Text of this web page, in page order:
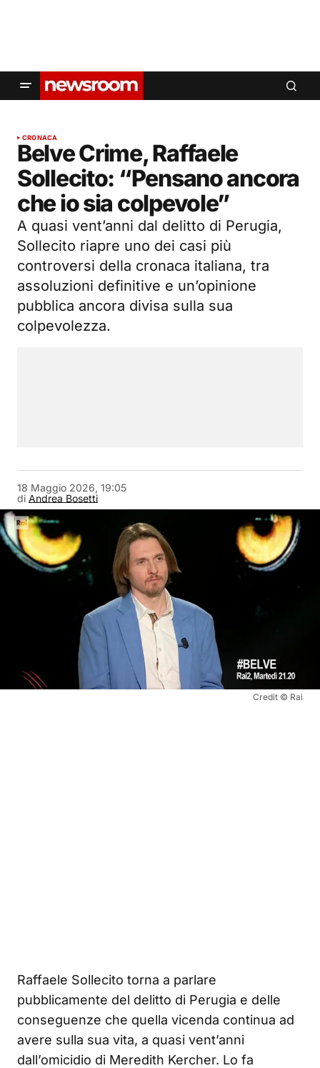
CRONACA
Belve Crime, Raffaele
Sollecito: “Pensano ancora
che io sia colpevole”
A quasi vent’anni dal delitto di Perugia,
Sollecito riapre uno dei casi più
controversi della cronaca italiana, tra
assoluzioni definitive e un’opinione
pubblica ancora divisa sulla sua
colpevolezza.
di Andrea Bosetti
18 Maggio 2026, 19:05
Credit © Rai
Raffaele Sollecito torna a parlare
pubblicamente del delitto di Perugia e delle
conseguenze che quella vicenda continua ad
avere sulla sua vita, a quasi vent’anni
dall’omicidio di Meredith Kercher. Lo fa